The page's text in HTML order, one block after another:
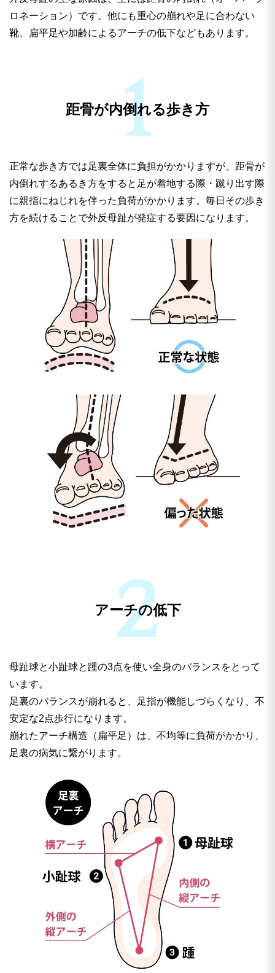
ロネーション）です。 他にも重心の崩れや足に合わない
靴、扁平足や加齢によるアーチの低下などもあります。
距骨が内倒れる歩き方
正常な歩き方では足裏全体に負担がかかりますが、距骨が
内倒れするあるき方をすると足が着地する際・蹴り出す際
に親指にねじれを伴った負荷がかかります。毎日その歩き
方を続けることで外反母趾が発症する要因になります。
アーチの低下
母趾球と小趾球と踵の3点を使い全身のバランスをとって
います。
足裏のバランスが崩れると、足指が機能しづらくなり、不
安定な2点歩行になります。
崩れたアーチ構造（扁平足）は、不均等に負荷がかかり、
足裏の病気に繋がります。